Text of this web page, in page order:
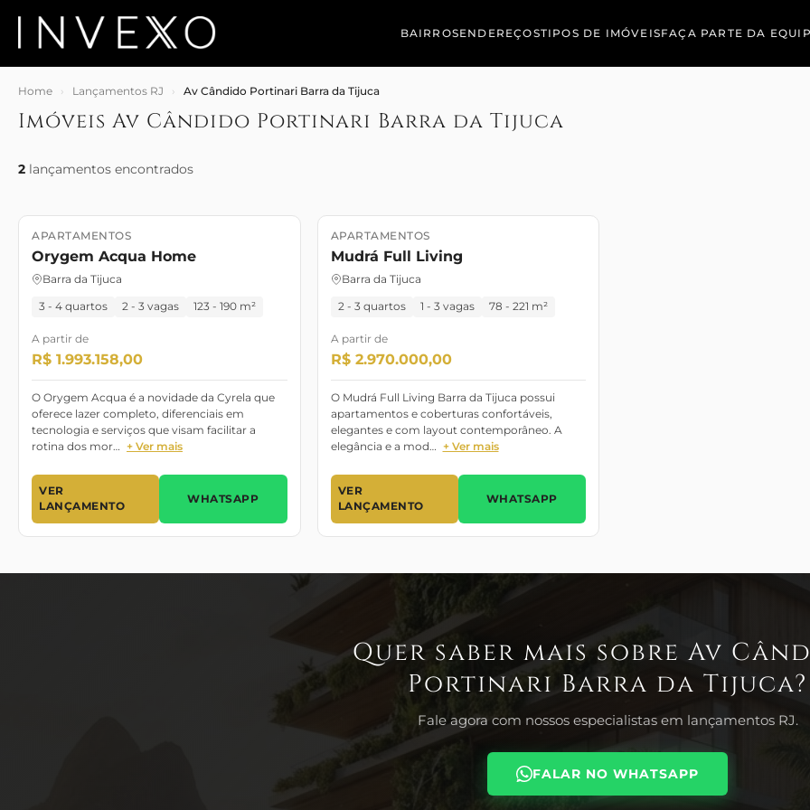
BAIRROSENDEREÇOSTIPOS DE IMÓVEISFAÇA PARTE DA
Home › Lançamentos RJ › Av Cândido Portinari Barra da Tijuca
Imóveis Av Cândido Portinari Barra da Tijuca
2 lançamentos encontrados
Lançamento Novembro/25
APARTAMENTOS
Orygem Acqua Home
Barra da Tijuca
3 - 4 quartos 2 - 3 vagas 123 - 190 m²
A partir de
R$ 1.993.158,00
O Orygem Acqua é a novidade da Cyrela que
oferece lazer completo, diferenciais em
tecnologia e serviços que visam facilitar a
rotina dos mor… + Ver mais
VER
LANÇAMENTO
WHATSAPP
Lançamento Pronto para morar
APARTAMENTOS
Mudrá Full Living
Barra da Tijuca
2 - 3 quartos 1 - 3 vagas 78 - 221 m²
A partir de
R$ 2.970.000,00
O Mudrá Full Living Barra da Tijuca possui
apartamentos e coberturas confortáveis,
elegantes e com layout contemporâneo. A
elegância e a mod… + Ver mais
VER
LANÇAMENTO
WHATSAPP
Quer saber mais sobre Av
Portinari Barra da Tijuca?
Fale agora com nossos especialistas em lançamentos RJ.
FALAR NO WHATSAPP